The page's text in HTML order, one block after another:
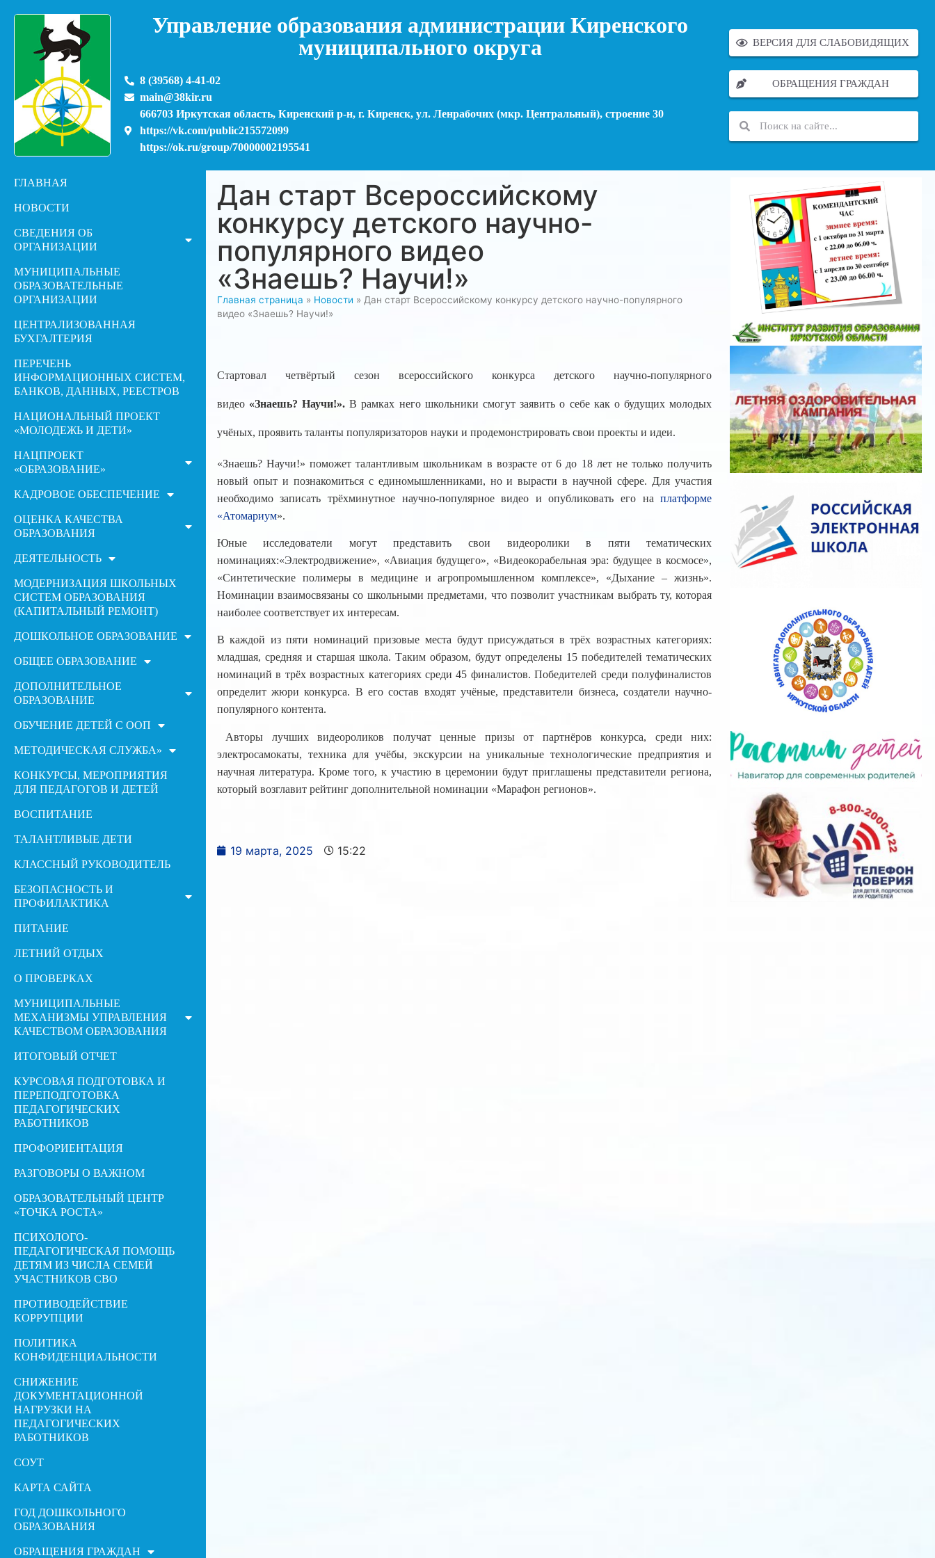
Управление образования администрации Киренского
муниципального округа
8 (39568) 4-41-02
main@38kir.ru
666703 Иркутская область, Киренский р-н, г. Киренск, ул. Ленрабочих (мкр. Центральный), строение 30
https://vk.com/public215572099
https://ok.ru/group/70000002195541
ВЕРСИЯ ДЛЯ СЛАБОВИДЯЩИХ
ОБРАЩЕНИЯ ГРАЖДАН
ГЛАВНАЯ
НОВОСТИ
СВЕДЕНИЯ ОБ
ОРГАНИЗАЦИИ
МУНИЦИПАЛЬНЫЕ
ОБРАЗОВАТЕЛЬНЫЕ
ОРГАНИЗАЦИИ
ЦЕНТРАЛИЗОВАННАЯ
БУХГАЛТЕРИЯ
ПЕРЕЧЕНЬ
ИНФОРМАЦИОННЫХ СИСТЕМ,
БАНКОВ, ДАННЫХ, РЕЕСТРОВ
НАЦИОНАЛЬНЫЙ ПРОЕКТ
«МОЛОДЕЖЬ И ДЕТИ»
НАЦПРОЕКТ
«ОБРАЗОВАНИЕ»
КАДРОВОЕ ОБЕСПЕЧЕНИЕ
ОЦЕНКА КАЧЕСТВА
ОБРАЗОВАНИЯ
ДЕЯТЕЛЬНОСТЬ
МОДЕРНИЗАЦИЯ ШКОЛЬНЫХ
СИСТЕМ ОБРАЗОВАНИЯ
(КАПИТАЛЬНЫЙ РЕМОНТ)
ДОШКОЛЬНОЕ ОБРАЗОВАНИЕ
ОБЩЕЕ ОБРАЗОВАНИЕ
ДОПОЛНИТЕЛЬНОЕ
ОБРАЗОВАНИЕ
ОБУЧЕНИЕ ДЕТЕЙ С ООП
МЕТОДИЧЕСКАЯ СЛУЖБА»
КОНКУРСЫ, МЕРОПРИЯТИЯ
ДЛЯ ПЕДАГОГОВ И ДЕТЕЙ
ВОСПИТАНИЕ
ТАЛАНТЛИВЫЕ ДЕТИ
КЛАССНЫЙ РУКОВОДИТЕЛЬ
БЕЗОПАСНОСТЬ И
ПРОФИЛАКТИКА
ПИТАНИЕ
ЛЕТНИЙ ОТДЫХ
О ПРОВЕРКАХ
МУНИЦИПАЛЬНЫЕ
МЕХАНИЗМЫ УПРАВЛЕНИЯ
КАЧЕСТВОМ ОБРАЗОВАНИЯ
ИТОГОВЫЙ ОТЧЕТ
КУРСОВАЯ ПОДГОТОВКА И
ПЕРЕПОДГОТОВКА
ПЕДАГОГИЧЕСКИХ
РАБОТНИКОВ
ПРОФОРИЕНТАЦИЯ
РАЗГОВОРЫ О ВАЖНОМ
ОБРАЗОВАТЕЛЬНЫЙ ЦЕНТР
«ТОЧКА РОСТА»
ПСИХОЛОГО-
ПЕДАГОГИЧЕСКАЯ ПОМОЩЬ
ДЕТЯМ ИЗ ЧИСЛА СЕМЕЙ
УЧАСТНИКОВ СВО
ПРОТИВОДЕЙСТВИЕ
КОРРУПЦИИ
ПОЛИТИКА
КОНФИДЕНЦИАЛЬНОСТИ
СНИЖЕНИЕ
ДОКУМЕНТАЦИОННОЙ
НАГРУЗКИ НА
ПЕДАГОГИЧЕСКИХ
РАБОТНИКОВ
СОУТ
КАРТА САЙТА
ГОД ДОШКОЛЬНОГО
ОБРАЗОВАНИЯ
ОБРАЩЕНИЯ ГРАЖДАН
Дан старт Всероссийскому
конкурсу детского научно-
популярного видео
«Знаешь? Научи!»
Главная страница » Новости » Дан старт Всероссийскому конкурсу детского научно-популярного
видео «Знаешь? Научи!»
Стартовал четвёртый сезон всероссийского конкурса детского научно-популярного
видео«Знаешь? Научи!». В рамках него школьники смогут заявить о себе как о будущих молодых
учёных, проявить таланты популяризаторов науки и продемонстрировать свои проекты и идеи.
«Знаешь? Научи!» поможет талантливым школьникам в возрасте от 6 до 18 лет не только получить
новый опыт и познакомиться с единомышленниками, но и вырасти в научной сфере. Для участия
необходимо записать трёхминутное научно-популярное видео и опубликовать его наплатформе
«Атомариум».
Юные исследователи могут представить свои видеоролики в пяти тематических
номинациях:«Электродвижение», «Авиация будущего», «Видеокорабельная эра: будущее в космосе»,
«Синтетические полимеры в медицине и агропромышленном комплексе», «Дыхание – жизнь».
Номинации взаимосвязаны со школьными предметами, что позволит участникам выбрать ту, которая
наиболее соответствует их интересам.
В каждой из пяти номинаций призовые места будут присуждаться в трёх возрастных категориях:
младшая, средняя и старшая школа. Таким образом, будут определены 15 победителей тематических
номинаций в трёх возрастных категориях среди 45 финалистов. Победителей среди полуфиналистов
определит жюри конкурса. В его состав входят учёные, представители бизнеса, создатели научно-
популярного контента.
Авторы лучших видеороликов получат ценные призы от партнёров конкурса, среди них:
электросамокаты, техника для учёбы, экскурсии на уникальные технологические предприятия и
научная литература. Кроме того, к участию в церемонии будут приглашены представители региона,
который возглавит рейтинг дополнительной номинации «Марафон регионов».
19 марта, 2025 15:22